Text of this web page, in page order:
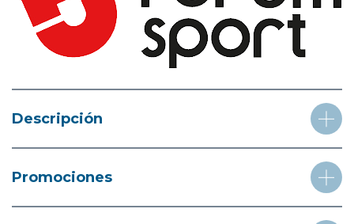
Descripción
Promociones